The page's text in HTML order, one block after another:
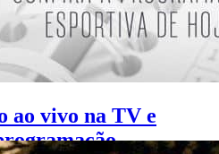
ao vivo na TV e